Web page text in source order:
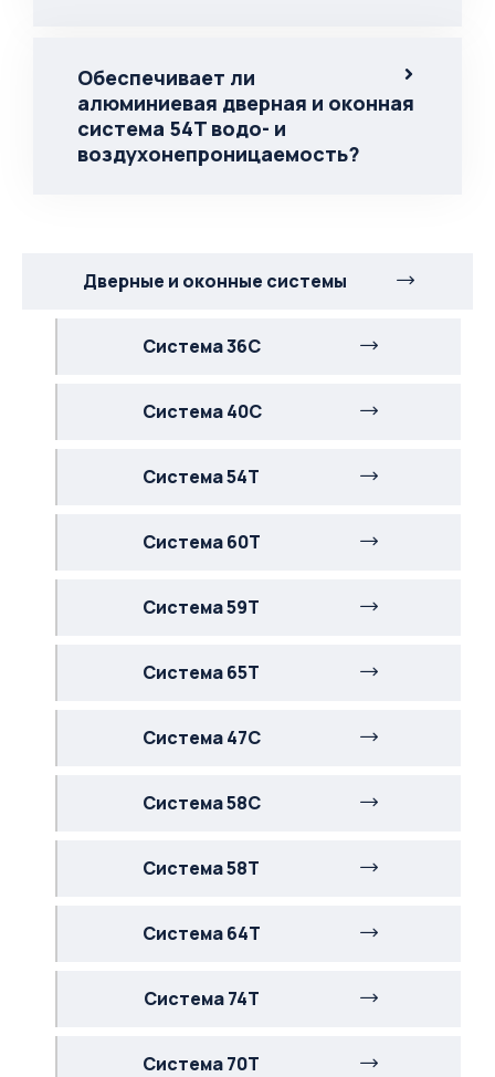
Обеспечивает ли
алюминиевая дверная и оконная
система 54T водо- и
воздухонепроницаемость?
Дверные и оконные системы
Система 36С
Система 40С
Система 54Т
Система 60Т
Система 59Т
Система 65Т
Система 47С
Система 58С
Система 58Т
Система 64Т
Система 74Т
Система 70Т